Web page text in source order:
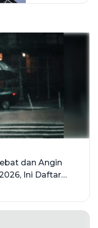
Cepat
dan Angin
Ini Daftar